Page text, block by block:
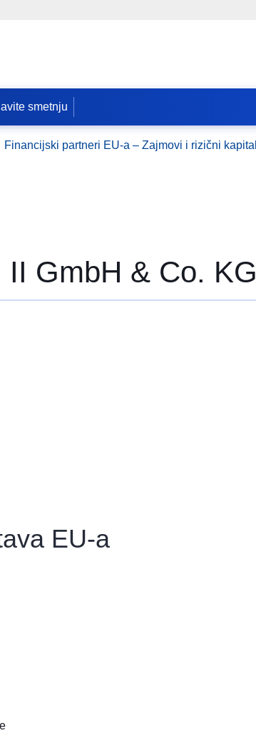
smetnju
Financijski partneri EU-a – Zajmovi i rizični kapital
GmbH & Co. KG
EU-a